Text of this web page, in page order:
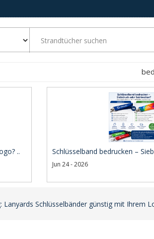
.. Schlüsselband bedrucken –
Jun 24 - 2026
Lanyards Schlüsselbänder günstig mit Ihrem